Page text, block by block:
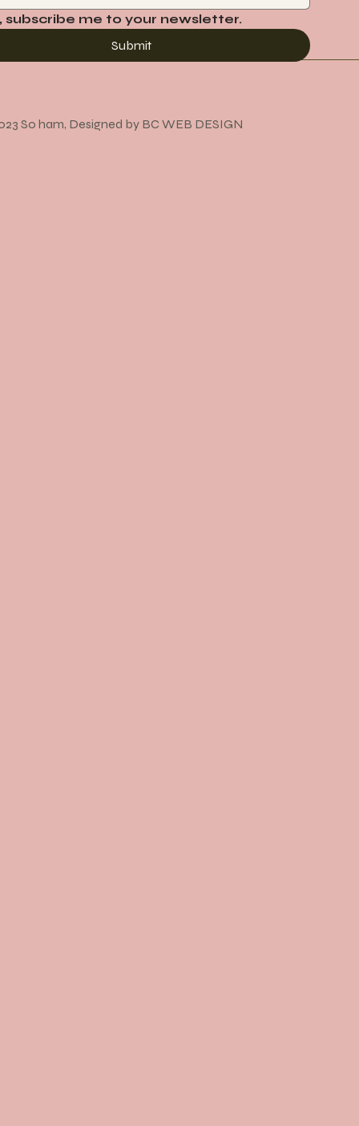
So ham, Designed by BC WEB DESIGN
subscribe me to your newsletter.
Submit